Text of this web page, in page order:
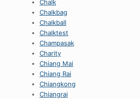
Chalk
Chalkbag
Chalkball
Chalktest
Champasak
Charity
Chiang Mai
Chiang Rai
Chiangkong
Chiangrai